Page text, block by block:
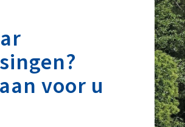
voor u